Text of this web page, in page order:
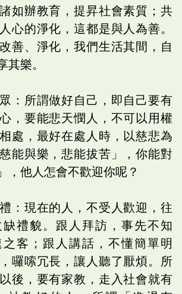
如辦教育，提昇社會素質；共
心的淨化，這都是與人為善。
善、淨化，我們生活其間，自
其樂。
：所謂做好自己，即自己要有
，要能悲天憫人，不可以用權
處，最好在處人時，以慈悲為
能與樂，悲能拔苦」，你能對
，他人怎會不歡迎你呢？
：現在的人，不受人歡迎，往
禮貌。跟人拜訪，事先不知
客；跟人講話，不懂簡單明
囉嗦冗長，讓人聽了厭煩。所
後，要有家教，走入社會就有